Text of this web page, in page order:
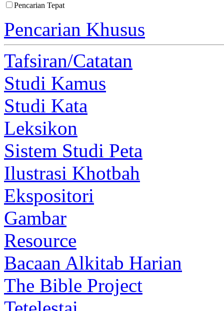
Pencarian Tepat
Pencarian Khusus
Tafsiran/Catatan
Studi Kamus
Studi Kata
Leksikon
Sistem Studi Peta
Ilustrasi Khotbah
Ekspositori
Gambar
Resource
Bacaan Alkitab Harian
The Bible Project